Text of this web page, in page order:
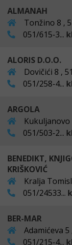
ALMANAH
Tonžino 8 ,
051/615-3...
ALORIS D.O.O.
Dovičići 8 ,
051/258-4...
ARGOLA
051/503-2...
BENEDIKT,
KRIŠKOVIĆ
Kralja
051/24533...
BER-MAR
Adamićeva
051/215-4...